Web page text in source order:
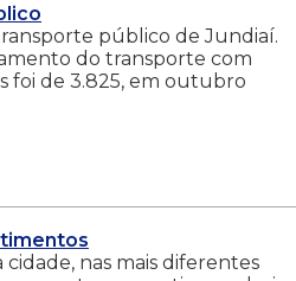
público de Jundiaí.
do transporte com
foi de 3.825, em outubro
nas mais diferentes